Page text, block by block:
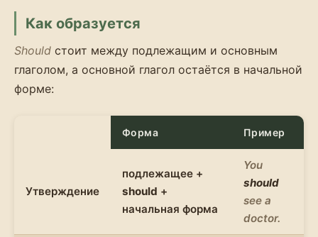
Как образуется
Should стоит между подлежащим и основным
глаголом, а основной глагол остаётся в начальной
форме:
Форма Пример
Утверждение
подлежащее +
should +
начальная форма
You
should
see a
doctor.